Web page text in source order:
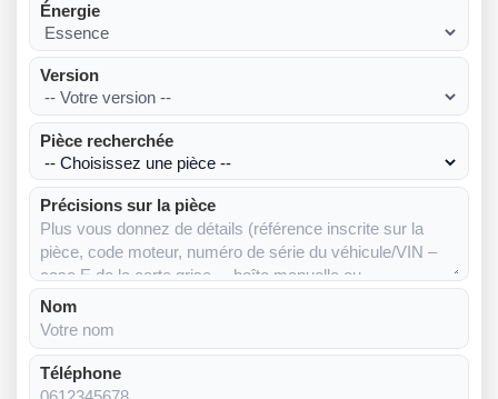
Énergie
Version
Pièce recherchée
Précisions sur la pièce
Nom
Téléphone